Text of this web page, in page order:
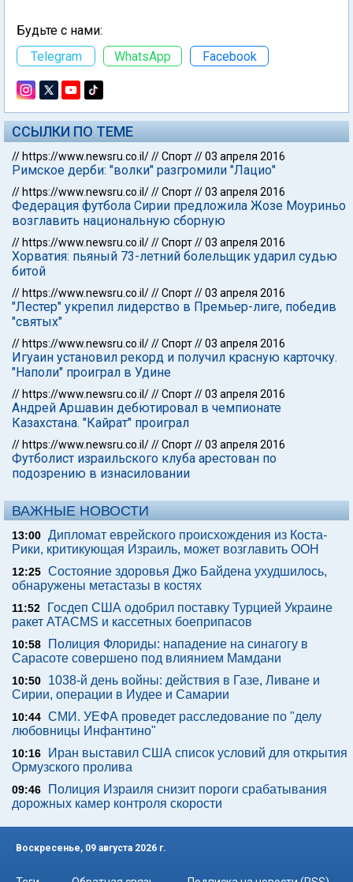
Будьте с нами:
Telegram
WhatsApp Facebook
ССЫЛКИ ПО ТЕМЕ
// https://www.newsru.co.il///Спорт//03 апреля 2016
Римское дерби: "волки" разгромили "Лацио"
// https://www.newsru.co.il///Спорт//03 апреля 2016
Федерация футбола Сирии предложила Жозе Моуриньо
возглавить национальную сборную
// https://www.newsru.co.il///Спорт//03 апреля 2016
Хорватия: пьяный 73-летний болельщик ударил судью
битой
// https://www.newsru.co.il///Спорт//03 апреля 2016
"Лестер" укрепил лидерство в Премьер-лиге, победив
"святых"
// https://www.newsru.co.il///Спорт//03 апреля 2016
Игуаин установил рекорд и получил красную карточку.
"Наполи" проиграл в Удине
// https://www.newsru.co.il///Спорт//03 апреля 2016
Андрей Аршавин дебютировал в чемпионате
Казахстана. "Кайрат" проиграл
// https://www.newsru.co.il///Спорт//03 апреля 2016
Футболист израильского клуба арестован по
подозрению в изнасиловании
ВАЖНЫЕ НОВОСТИ
13:00 Дипломат еврейского происхождения из Коста-
Рики, критикующая Израиль, может возглавить ООН
12:25 Состояние здоровья Джо Байдена ухудшилось,
обнаружены метастазы в костях
11:52
Госдеп США одобрил поставку Турцией Украине
ракет ATACMS и кассетных боеприпасов
10:58
Полиция Флориды: нападение на синагогу в
Сарасоте совершено под влиянием Мамдани
10:50
1038-й день войны: действия в Газе, Ливане и
Сирии, операции в Иудее и Самарии
10:44 СМИ. УЕФА проведет расследование по "делу
любовницы Инфантино"
10:16
Иран выставил США список условий для открытия
Ормузского пролива
09:46
Полиция Израиля снизит пороги срабатывания
дорожных камер контроля скорости
Воскресенье, 09 августа 2026 г.